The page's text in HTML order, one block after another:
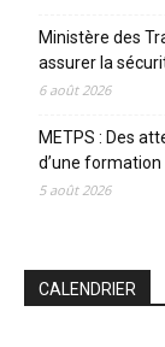
Ministère des
assurer la
6 août 2026
METPS : Des
d’une formation
5 août 2026
CALENDRIER